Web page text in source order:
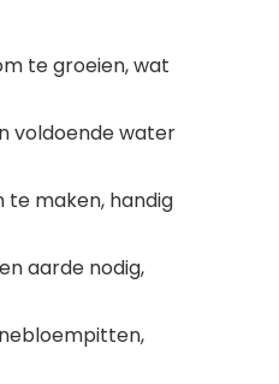
te groeien, wat
voldoende water
te maken, handig
aarde nodig,